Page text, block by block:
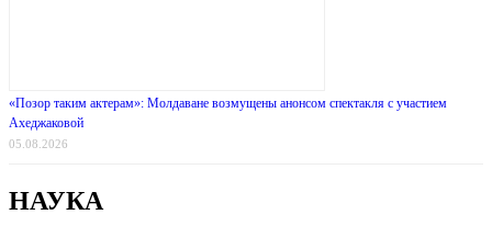
«Позор таким актерам»: Молдаване возмущены анонсом спектакля с участием
Ахеджаковой
05.08.2026
НАУКА